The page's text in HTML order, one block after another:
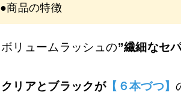
い
美容師免許の画像をメールにてご提出をお願
●商品の特徴
ボリュームラッシュの”繊細なセ
クリアとブラックが【６本づつ】